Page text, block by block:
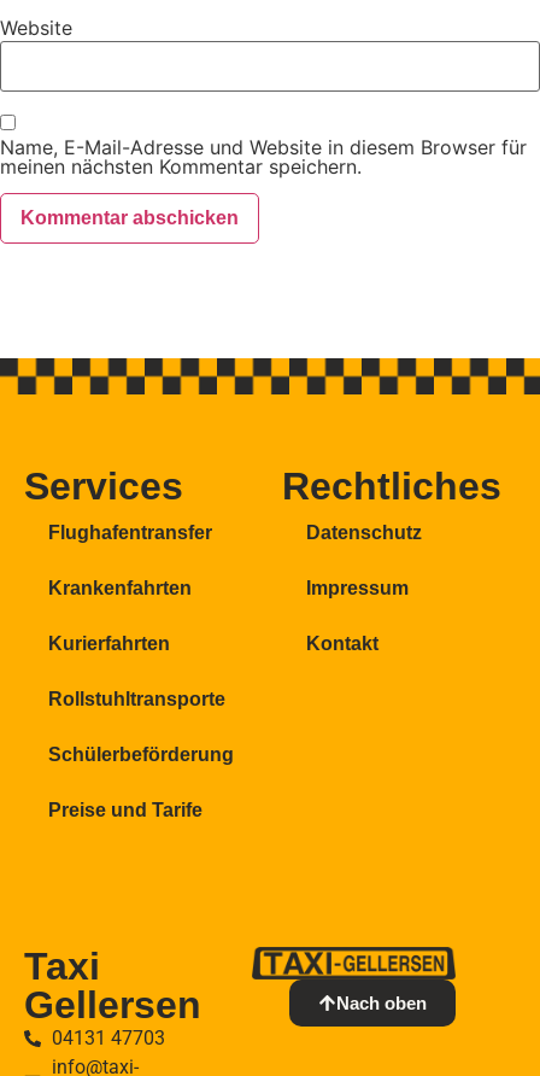
Website
Name, E-Mail-Adresse und Website in diesem Browser für
meinen nächsten Kommentar speichern.
Services
Flughafentransfer
Krankenfahrten
Kurierfahrten
Rollstuhltransporte
Schülerbeförderung
Preise und Tarife
Rechtliches
Datenschutz
Impressum
Kontakt
Taxi
Gellersen
04131 47703
info@taxi-
Nach oben